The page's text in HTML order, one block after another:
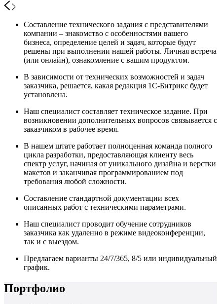
Составление технического задания с представителями
компании – знакомство с особенностями вашего
бизнеса, определение целей и задач, которые будут
решены при выполнении нашей работы. Личная встреча
(или онлайн), ознакомление с вашим продуктом.
В зависимости от технических возможностей и задач
заказчика, решается, какая редакция 1С-Битрикс будет
установлена.
Наш специалист составляет техническое задание. При
возникновении дополнительных вопросов связывается с
заказчиком в рабочее время.
В нашем штате работает полноценная команда полного
цикла разработки, предоставляющая клиенту весь
спектр услуг, начиная от уникального дизайна и верстки
макетов и заканчивая программированием под
требования любой сложности.
Составление стандартной документации всех
описанных работ с техническими параметрами.
Наш специалист проводит обучение сотрудников
заказчика как удаленно в режиме видеоконференции,
так и с выездом.
Предлагаем варианты 24/7/365, 8/5 или индивидуальный
график.
Портфолио